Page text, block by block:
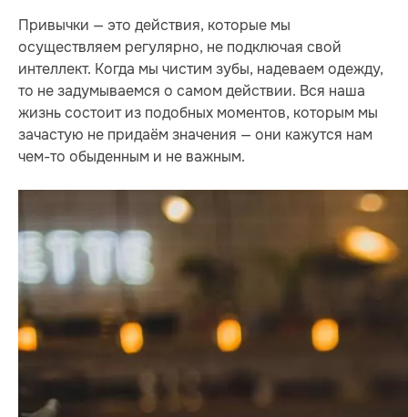
Привычки — это действия, которые мы
осуществляем регулярно, не подключая свой
интеллект. Когда мы чистим зубы, надеваем одежду,
то не задумываемся о самом действии. Вся наша
жизнь состоит из подобных моментов, которым мы
зачастую не придаём значения — они кажутся нам
чем-то обыденным и не важным.